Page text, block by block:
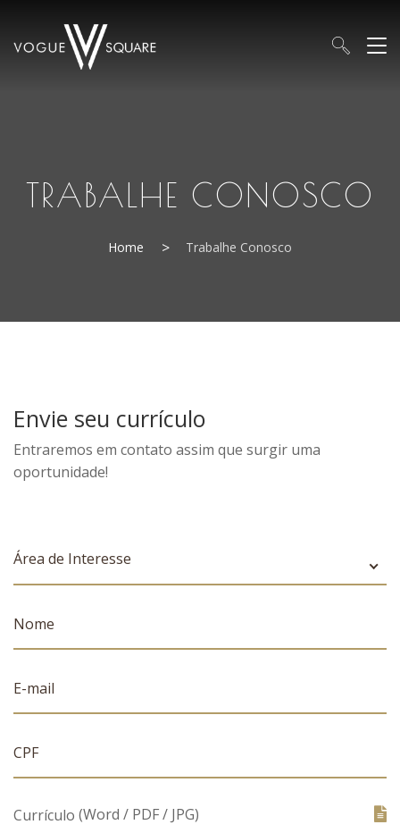
site
TRABALHE CONOSCO
Home Trabalhe Conosco
Envie seu currículo
Entraremos em contato assim que surgir uma
oportunidade!
Área de Interesse
Currículo (Word / PDF / JPG)